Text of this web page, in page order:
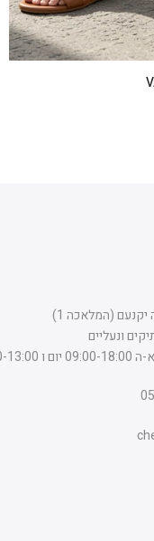
(המלאכה 1)
ונעליים
13:00,